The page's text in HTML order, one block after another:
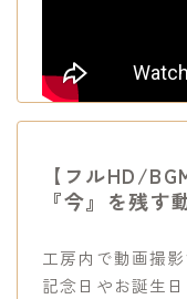
【フルHD/
『今』を残す
工房内で動画撮影
記念日やお誕生